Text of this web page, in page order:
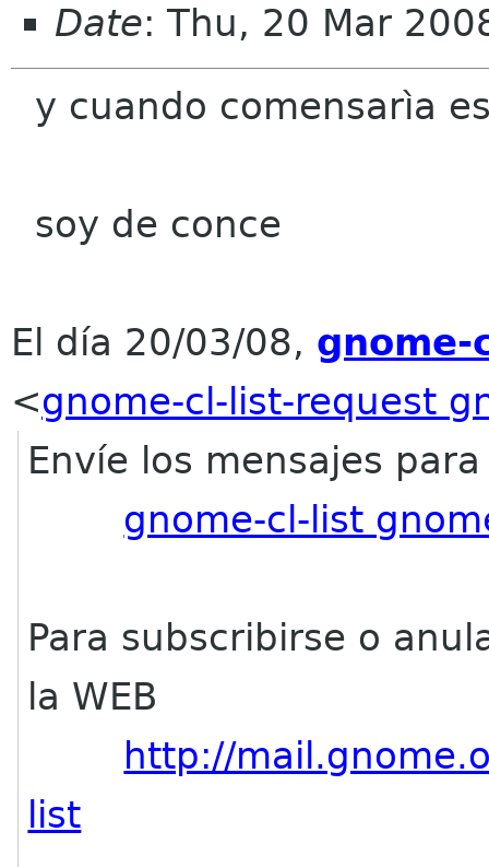
Date: Thu, 20 Mar
y cuando comensarìa
soy de conce
El día 20/03/08,
<gnome-cl-list-request
Envíe los mensajes
gnome-cl-list
Para subscribirse o
la WEB
http://
list